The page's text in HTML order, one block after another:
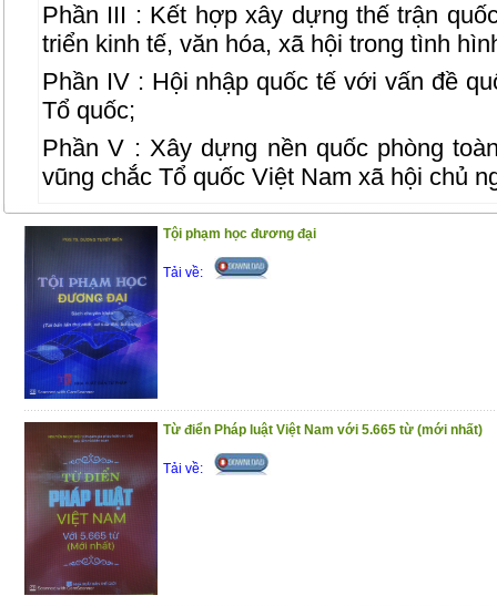
Phần III : Kết hợp xây dựng thế trận
triển kinh tế, văn hóa, xã hội trong tình
Phần IV : Hội nhập quốc tế với vấn đề
Tổ quốc;
Phần V : Xây dựng nền quốc phòng
vũng chắc Tổ quốc Việt Nam xã hội chủ
Phần VI : Luật Quốc phòng – Luật An
Phần VII : Biện pháp vận động quần
giua, giữ gìn trật tự, an toàn xã hội – Tổ
tham gia bảo vệ chủ quyền lãnh thổ, an
tình hình mới.
Trân trọng giới thiệu đến bạn đọc!
(29/10/2020)
Tội phạm học đương đại
Tải về:
Từ điển Pháp luật Việt Nam với 5.665 từ (mới nhất)
Tải về: